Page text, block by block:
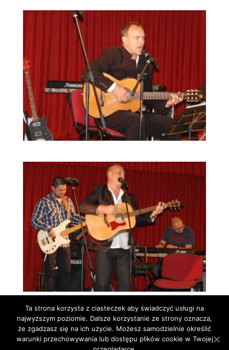
Ta strona korzysta z ciasteczek aby świadczyć usługi na
najwyższym poziomie. Dalsze korzystanie ze strony oznacza,
że zgadzasz się na ich użycie. Możesz samodzielnie określić
warunki przechowywania lub dostępu plików cookie w Twojej